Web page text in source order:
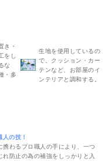
き・
をし
な
・多
生地を使用しているの
で、クッション・カー
テンなど、お部屋のイ
ンテリアと調和する。
の技！
携わるプロ職人の手により、一つ
防止の為の補強をしっかりと入